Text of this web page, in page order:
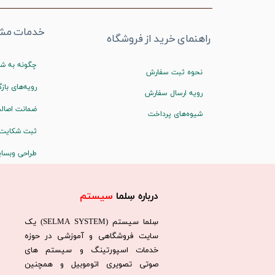
درباره سِلما سیستم​​​​​​​
سِلما سيستم (SELMA SYSTEM) یک
سایت فروشگاهی و آموزشی در حوزه
خدمات اسپورتینگ و سیستم های
صوتی تصویری اتوموبیل و همچنین
راهنمای خرید از فروشگاه
نحوه ثبت سفارش
رویه ارسال سفارش
شیوه‌های پرداخت
خدمات
چگونه به
رویه‌های
ضمانت
ثبت
طراحی